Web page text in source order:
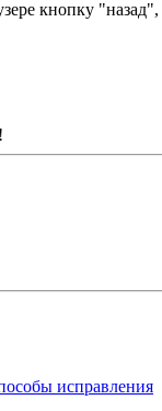
исправления